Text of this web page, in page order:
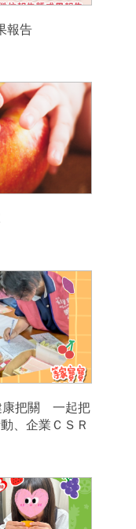
報告
康把關 一起把
、企業ＣＳＲ